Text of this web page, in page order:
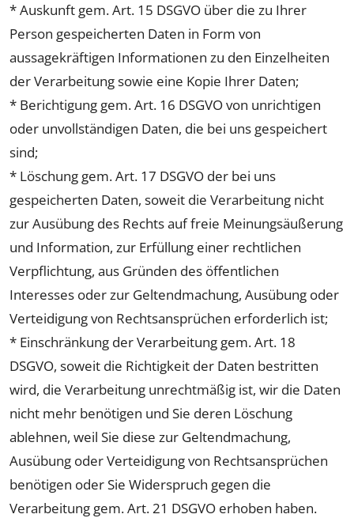
* Auskunft gem. Art. 15 DSGVO über die zu Ihrer
Person gespeicherten Daten in Form von
aussagekräftigen Informationen zu den Einzelheiten
der Verarbeitung sowie eine Kopie Ihrer Daten;
* Berichtigung gem. Art. 16 DSGVO von unrichtigen
oder unvollständigen Daten, die bei uns gespeichert
sind;
* Löschung gem. Art. 17 DSGVO der bei uns
gespeicherten Daten, soweit die Verarbeitung nicht
zur Ausübung des Rechts auf freie Meinungsäußerung
und Information, zur Erfüllung einer rechtlichen
Verpflichtung, aus Gründen des öffentlichen
Interesses oder zur Geltendmachung, Ausübung oder
Verteidigung von Rechtsansprüchen erforderlich ist;
* Einschränkung der Verarbeitung gem. Art. 18
DSGVO, soweit die Richtigkeit der Daten bestritten
wird, die Verarbeitung unrechtmäßig ist, wir die Daten
nicht mehr benötigen und Sie deren Löschung
ablehnen, weil Sie diese zur Geltendmachung,
Ausübung oder Verteidigung von Rechtsansprüchen
benötigen oder Sie Widerspruch gegen die
Verarbeitung gem. Art. 21 DSGVO erhoben haben.